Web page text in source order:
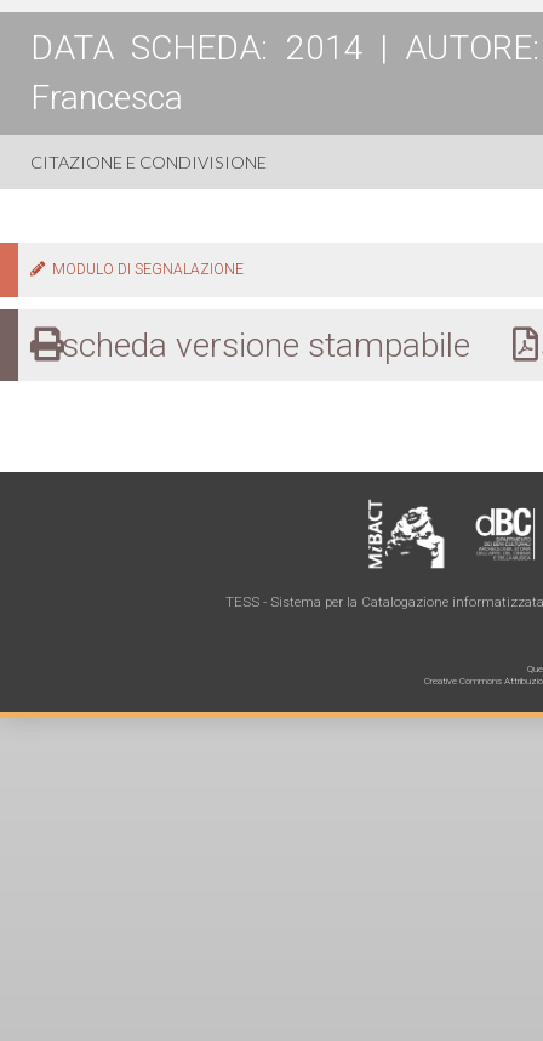
DATA SCHEDA: 2014 |
Francesca
CITAZIONE E CONDIVISIONE
MODULO DI SEGNALAZIONE
scheda versione stampabile
TESS - Sistema per la Catalogazione
Creative Commons